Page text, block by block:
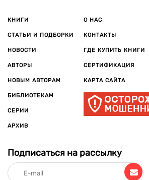
КНИГИ
СТАТЬИ И ПОДБОРКИ
НОВОСТИ
АВТОРЫ
НОВЫМ АВТОРАМ
БИБЛИОТЕКАМ
СЕРИИ
АРХИВ
О НАС
КОНТАКТЫ
ГДЕ КУПИТЬ КНИГИ
СЕРТИФИКАЦИЯ
КАРТА САЙТА
Подписаться на рассылку